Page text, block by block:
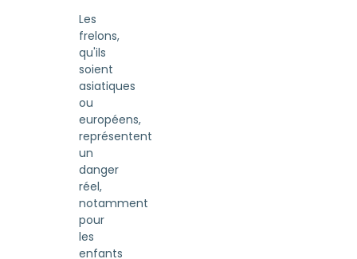
Les
frelons,
qu'ils
soient
asiatiques
ou
européens,
représentent
un
danger
réel,
notamment
pour
les
enfants